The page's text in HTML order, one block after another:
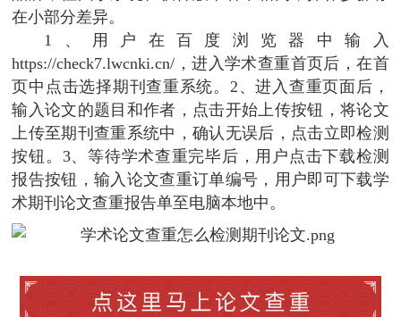
在小部分差异。
1、用户在百度浏览器中输入
https://check7.lwcnki.cn/，进入学术查重首页后，在首
页中点击选择期刊查重系统。2、进入查重页面后，
输入论文的题目和作者，点击开始上传按钮，将论文
上传至期刊查重系统中，确认无误后，点击立即检测
按钮。3、等待学术查重完毕后，用户点击下载检测
报告按钮，输入论文查重订单编号，用户即可下载学
术期刊论文查重报告单至电脑本地中。